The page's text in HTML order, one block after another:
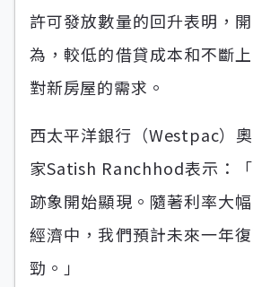
許可發放數量的回升表明，
為，較低的借貸成本和不斷
對新房屋的需求。
西太平洋銀行（Westpac）
家Satish Ranchhod表示：
跡象開始顯現。隨著利率大
經濟中，我們預計未來一年
勁。」